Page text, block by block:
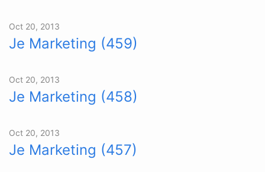
Oct 20, 2013
Je Marketing (459)
Oct 20, 2013
Je Marketing (458)
Oct 20, 2013
Je Marketing (457)